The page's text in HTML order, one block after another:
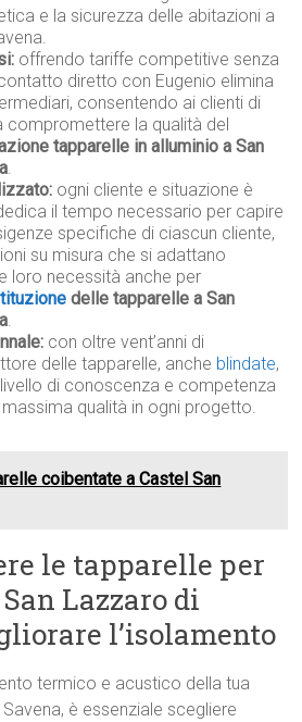
e la sicurezza delle abitazioni a
offrendo tariffe competitive senza
diretto con Eugenio elimina
consentendo ai clienti di
compromettere la qualità del
tapparelle in alluminio a San
.
ogni cliente e situazione è
il tempo necessario per capire
specifiche di ciascun cliente,
su misura che si adattano
loro necessità anche per
delle tapparelle a San
.
con oltre vent’anni di
delle tapparelle, anche blindate,
di conoscenza e competenza
qualità in ogni progetto.
coibentate a Castel San
le tapparelle per
Lazzaro di
l’isolamento
termico e acustico della tua
è essenziale scegliere